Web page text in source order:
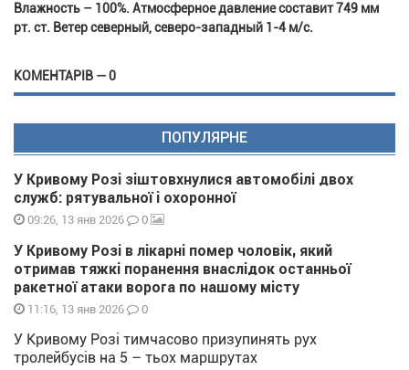
Влажность – 100%. Атмосферное давление составит 749 мм
рт. ст. Ветер северный, северо-западный 1-4 м/с.
КОМЕНТАРІВ — 0
ПОПУЛЯРНЕ
У Кривому Розі зіштовхнулися автомобілі двох
служб: рятувальної і охоронної
09:26, 13 янв 2026 0
У Кривому Розі в лікарні помер чоловік, який
отримав тяжкі поранення внаслідок останньої
ракетної атаки ворога по нашому місту
11:16, 13 янв 2026 0
У Кривому Розі тимчасово призупинять рух
тролейбусів на 5 – тьох маршрутах